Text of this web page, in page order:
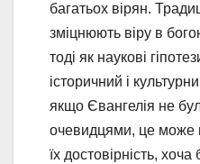
багатьох вірян.
зміцнюють віру в
тоді як наукові
історичний і
якщо Євангелія не
очевидцями, це може
їх достовірність, хоча